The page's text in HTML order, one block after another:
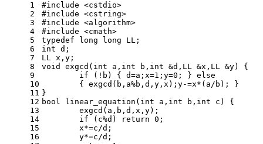
1
2
3
4
5
6
7
8
9
10
11
12
13
14
15
16
#include <cstdio>
#include <cstring>
#include <algorithm>
#include <cmath>
typedef
long long LL;
int d;
LL x,y;
void
exgcd ( int a, int b, int &d,LL &x,LL &y)
{
if (!b) { d=a;x=1 ;y=0 ; } else
	{ exgcd(b,a%b,d,y,x);y-=x*(a/b); }
}
bool
linear_equation ( int a, int b, int c)
{
	exgcd(a,b,d,x,y);
if (c%d) return 0 ;
	x*=c/d;
	y*=c/d;